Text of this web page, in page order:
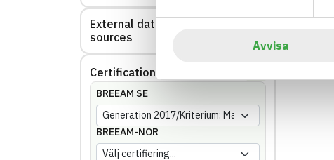
Avvisa
External data
sources
Certifications
BREEAM SE
BREEAM-NOR